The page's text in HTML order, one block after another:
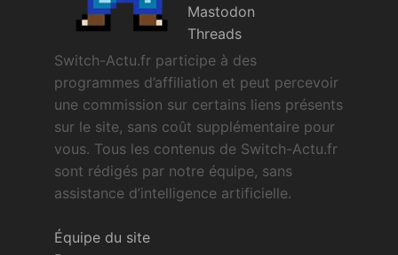
Mastodon
Threads
Switch-Actu.fr participe à des
programmes d’affiliation et peut percevoir
une commission sur certains liens présents
sur le site, sans coût supplémentaire pour
vous. Tous les contenus de Switch-Actu.fr
sont rédigés par notre équipe, sans
assistance d’intelligence artificielle.
Équipe du site